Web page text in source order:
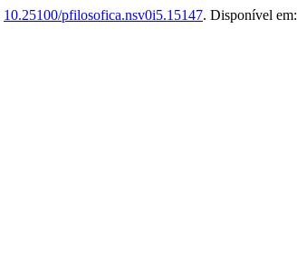
10.25100/pfilosofica.nsv0i5.15147. Disponível em: